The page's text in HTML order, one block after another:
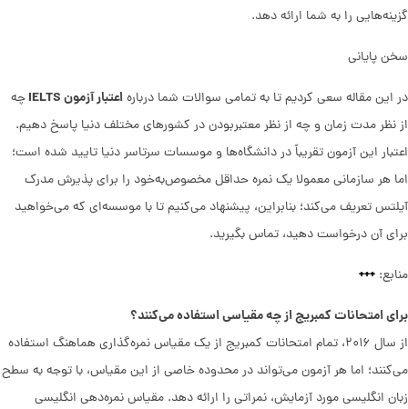
گزینه‌هایی را به شما ارائه دهد.
سخن پایانی
در این مقاله سعی کردیم تا به تمامی سوالات شما دربارهاعتبار آزمون IELTS
چه
از نظر مدت زمان و چه از نظر معتبربودن در کشورهای مختلف دنیا پاسخ دهیم.
اعتبار این آزمون تقریباً در دانشگاه‌ها و موسسات سرتاسر دنیا تایید شده است؛
اما هر سازمانی معمولا یک نمره حداقل مخصوص‌به‌خود را برای پذیرش مدرک
آیلتس تعریف می‌کند؛ بنابراین، پیشنهاد می‌کنیم تا با موسسه‌ای که می‌خواهید
برای آن درخواست دهید، تماس بگیرید.
منابع: +
+
+
برای امتحانات کمبریج از چه مقیاسی استفاده می‌کنند؟
از سال ۲۰۱۶، تمام امتحانات کمبریج از یک مقیاس نمره‌گذاری هماهنگ استفاده
می‌کنند؛ اما هر آزمون می‌تواند در محدوده خاصی از این مقیاس، با توجه به سطح
زبان انگلیسی مورد آزمایش، نمراتی را ارائه دهد. مقیاس نمره‌دهی انگلیسی